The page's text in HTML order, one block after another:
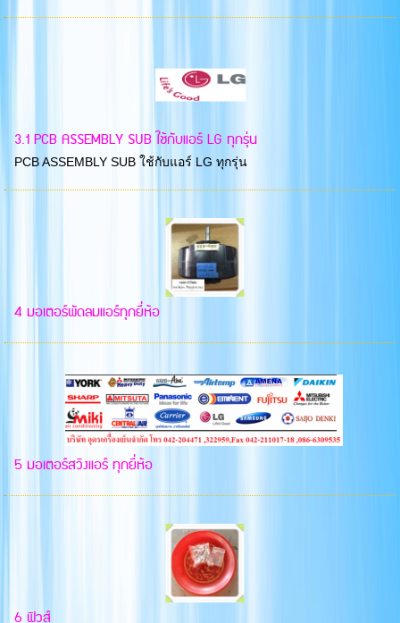
3.1 PCB ASSEMBLY SUB ใช้กับแอร์ LG ทุกรุ่น
PCB ASSEMBLY SUB ใช้กับแอร์ LG ทุกรุ่น
4 มอเตอร์พัดลมแอร์ทุกยี่ห้อ
5 มอเตอร์สวิงแอร์ ทุกยี่ห้อ
6 ฟิวส์